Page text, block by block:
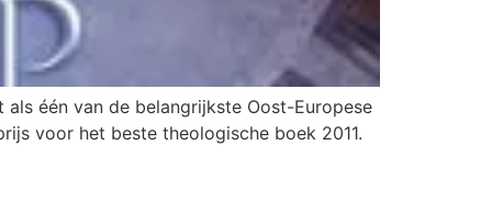
één van de belangrijkste Oost-Europese
voor het beste theologische boek 2011.